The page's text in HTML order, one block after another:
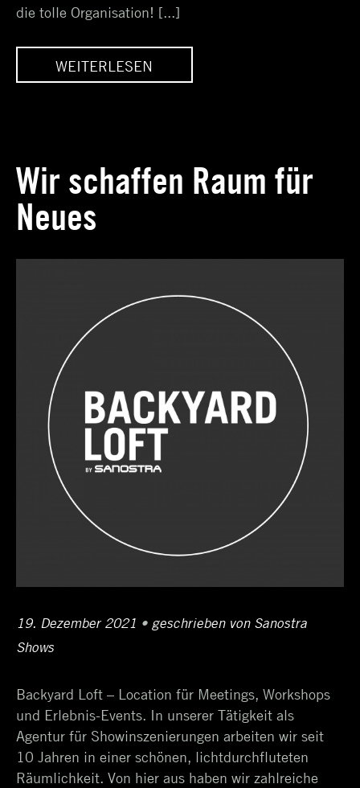
die tolle Organisation! [...]
WEITERLESEN
Wir schaffen Raum für
Neues
Posted
on
19. Dezember 2021 20.
• Author
geschrieben von Sanostra
Shows
Backyard Loft – Location für Meetings, Workshops
und Erlebnis-Events. In unserer Tätigkeit als
Agentur für Showinszenierungen arbeiten wir seit
10 Jahren in einer schönen, lichtdurchfluteten
Räumlichkeit. Von hier aus haben wir zahlreiche